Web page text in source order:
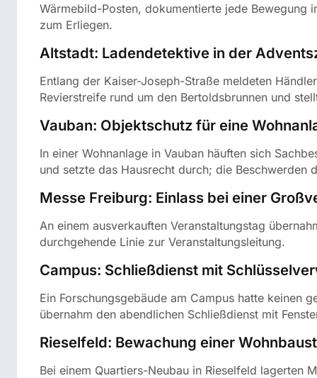
Wärmebild-Posten, dokumentierte jede
zum Erliegen.
Altstadt: Ladendetektive in der
Entlang der Kaiser-Joseph-Straße meldeten
Revierstreife rund um den Bertoldsbrunnen und
Vauban: Objektschutz für eine
In einer Wohnanlage in Vauban häuften sich
und setzte das Hausrecht durch; die Beschwerden
Messe Freiburg: Einlass bei einer
An einem ausverkauften Veranstaltungstag
durchgehende Linie zur Veranstaltungsleitung.
Campus: Schließdienst mit
Ein Forschungsgebäude am Campus hatte keinen
übernahm den abendlichen Schließdienst mit
Rieselfeld: Bewachung einer
Bei einem Quartiers-Neubau in Rieselfeld lagerten